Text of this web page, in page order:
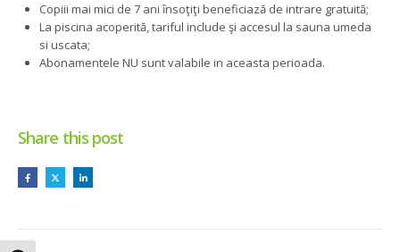
Copiii mai mici de 7 ani însoţiţi beneficiază de intrare gratuită;
La piscina acoperită, tariful include şi accesul la sauna umeda
si uscata;
Abonamentele NU sunt valabile in aceasta perioada.
Share this post